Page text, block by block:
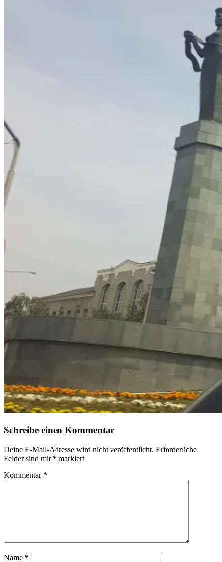
Schreibe einen Kommentar
Deine E-Mail-Adresse wird nicht veröffentlicht. Erforderliche
Felder sind mit * markiert
Kommentar *
Name *